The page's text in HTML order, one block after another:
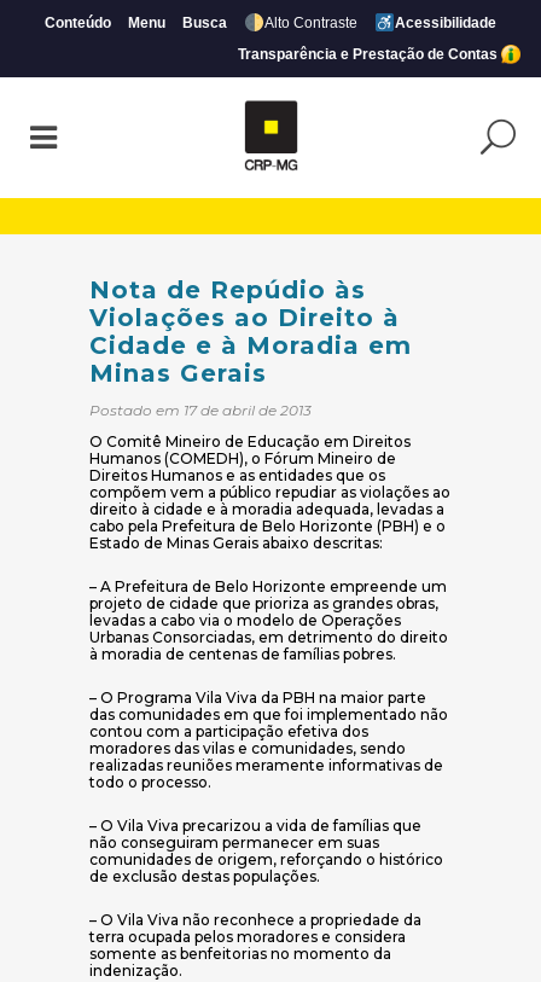
Conteúdo Menu Busca Alto Contraste
Acessibilidade
Transparência e Prestação de Contas
Nota de Repúdio às
Violações ao Direito à
Cidade e à Moradia em
Minas Gerais
Postado em 17 de abril de 2013
O Comitê Mineiro de Educação em Direitos
Humanos (COMEDH), o Fórum Mineiro de
Direitos Humanos e as entidades que os
compõem vem a público repudiar as violações ao
direito à cidade e à moradia adequada, levadas a
cabo pela Prefeitura de Belo Horizonte (PBH) e o
Estado de Minas Gerais abaixo descritas:
– A Prefeitura de Belo Horizonte empreende um
projeto de cidade que prioriza as grandes obras,
levadas a cabo via o modelo de Operações
Urbanas Consorciadas, em detrimento do direito
à moradia de centenas de famílias pobres.
– O Programa Vila Viva da PBH na maior parte
das comunidades em que foi implementado não
contou com a participação efetiva dos
moradores das vilas e comunidades, sendo
realizadas reuniões meramente informativas de
todo o processo.
– O Vila Viva precarizou a vida de famílias que
não conseguiram permanecer em suas
comunidades de origem, reforçando o histórico
de exclusão destas populações.
– O Vila Viva não reconhece a propriedade da
terra ocupada pelos moradores e considera
somente as benfeitorias no momento da
indenização.